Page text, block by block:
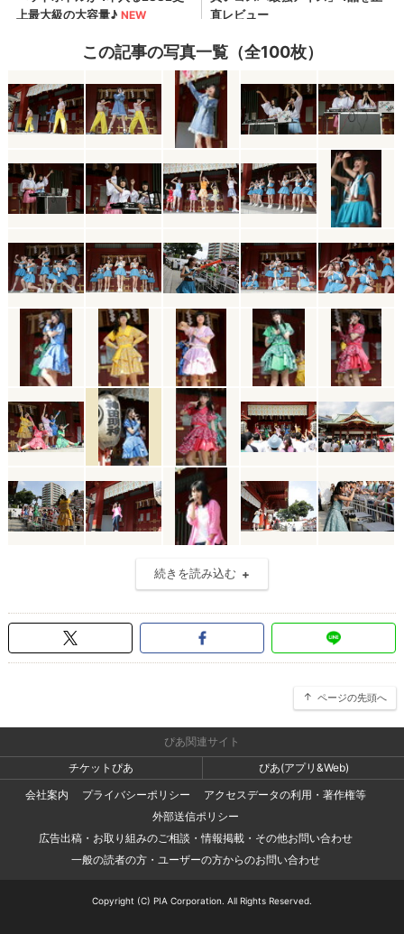
この記事の写真一覧（全100枚）
続きを読み込む
ページの先頭へ
ぴあ関連サイト
チケットぴあ
ぴあ(アプリ&Web)
会社案内
プライバシーポリシー
アクセスデータの利用・著作権等
外部送信ポリシー
広告出稿・お取り組みのご相談・情報掲載・その他お問い合わせ
一般の読者の方・ユーザーの方からのお問い合わせ
Copyright (C) PIA Corporation. All Rights Reserved.